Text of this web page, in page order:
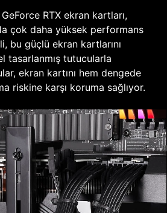
RTX ekran kartları,
çok daha yüksek performans
bu güçlü ekran kartlarını
tasarlanmış tutucularla
ekran kartını hem dengede
riskine karşı koruma sağlıyor.